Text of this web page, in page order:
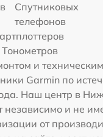
Спутниковых
телефонов
Тонометров
и техническим
Garmin по
Наш центр в
независимо и не
от